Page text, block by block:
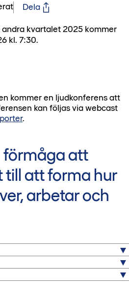
Dela
kvartalet 2025 kommer
kl. 7:30.
kommer en ljudkonferens att
kan följas via webcast
.
förmåga att
att forma hur
arbetar och
största bygg- och
Europa och USA.